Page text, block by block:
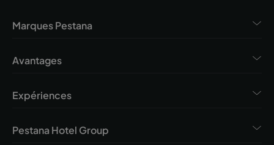
Marques Pestana
Avantages
Expériences
Pestana Hotel Group